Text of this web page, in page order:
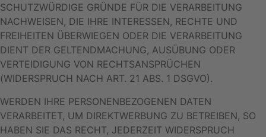
SCHUTZWÜRDIGE GRÜNDE FÜR DIE VERARBEITUNG
NACHWEISEN, DIE IHRE INTERESSEN, RECHTE UND
FREIHEITEN ÜBERWIEGEN ODER DIE VERARBEITUNG
DIENT DER GELTENDMACHUNG, AUSÜBUNG ODER
VERTEIDIGUNG VON RECHTSANSPRÜCHEN
(WIDERSPRUCH NACH ART. 21 ABS. 1 DSGVO).
WERDEN IHRE PERSONENBEZOGENEN DATEN
VERARBEITET, UM DIREKTWERBUNG ZU BETREIBEN, SO
HABEN SIE DAS RECHT, JEDERZEIT WIDERSPRUCH